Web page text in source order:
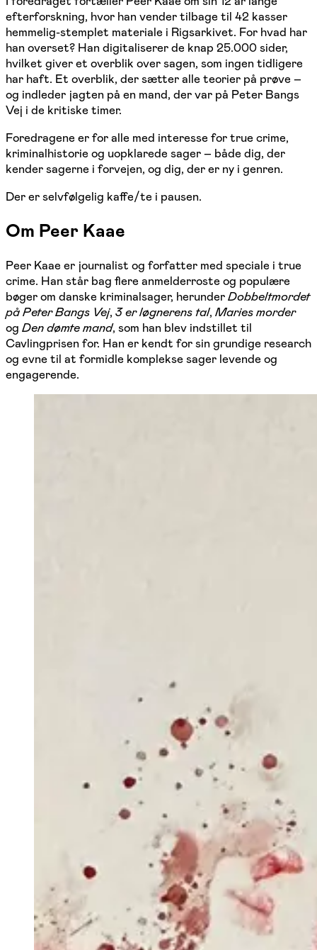
efterforskning, hvor han vender tilbage til 42 kasser
hemmelig-stemplet materiale i Rigsarkivet. For hvad har
han overset? Han digitaliserer de knap 25.000 sider,
hvilket giver et overblik over sagen, som ingen tidligere
har haft. Et overblik, der sætter alle teorier på prøve –
og indleder jagten på en mand, der var på Peter Bangs
Vej i de kritiske timer.
Foredragene er for alle med interesse for true crime,
kriminalhistorie og uopklarede sager – både dig, der
kender sagerne i forvejen, og dig, der er ny i genren.
Der er selvfølgelig kaffe/te i pausen.
Om Peer Kaae
Peer Kaae er journalist og forfatter med speciale i true
crime. Han står bag flere anmelderroste og populære
bøger om danske kriminalsager, herunderDobbeltmordet
på Peter Bangs Vej, 3 er løgnerens tal, Maries morder
og Den dømte mand, som han blev indstillet til
Cavlingprisen for. Han er kendt for sin grundige research
og evne til at formidle komplekse sager levende og
engagerende.